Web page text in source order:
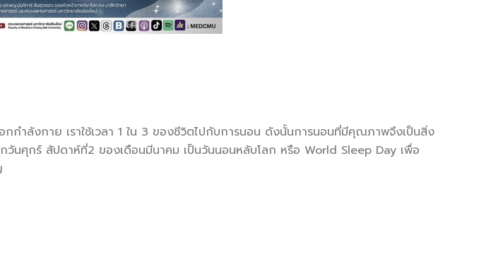
กำลังกาย เราใช้เวลา 1 ใน 3 ของชีวิตไปกับการนอน ดังนั้นการนอนที่มีคุณภาพจึงเป็นสิ่ง
นศุกร์ สัปดาห์ที่2 ของเดือนมีนาคม เป็นวันนอนหลับโลก หรือ World Sleep Day เพื่อ